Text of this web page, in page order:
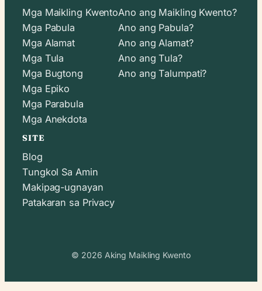
Mga Maikling Kwento
Mga Pabula
Mga Alamat
Mga Tula
Mga Bugtong
Mga Epiko
Mga Parabula
Mga Anekdota
Ano ang Maikling Kwento?
Ano ang Pabula?
Ano ang Alamat?
Ano ang Tula?
Ano ang Talumpati?
SITE
Blog
Tungkol Sa Amin
Makipag-ugnayan
Patakaran sa Privacy
© 2026 Aking Maikling Kwento